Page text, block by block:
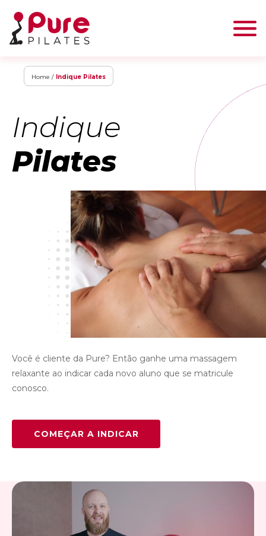
Home / Indique Pilates
Indique
Pilates
Você é cliente da Pure? Então ganhe uma massagem
relaxante ao indicar cada novo aluno que se matricule
conosco.
COMEÇAR A INDICAR